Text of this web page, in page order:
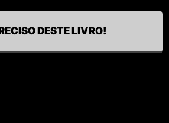
DESTE LIVRO!